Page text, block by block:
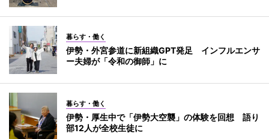
暮らす・働く
伊勢・外宮参道に新組織GPT発足 インフルエンサ
ー夫婦が「令和の御師」に
暮らす・働く
伊勢・厚生中で「伊勢大空襲」の体験を回想 語り
部12人が全校生徒に